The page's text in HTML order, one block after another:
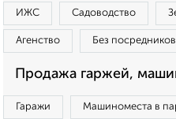
ИЖС Садоводство
Агенство Без посредников
Продажа гаржей,
Гаражи Машиноместа в